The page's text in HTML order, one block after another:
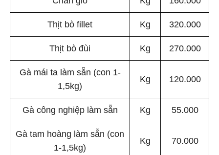
Thịt bò fillet Kg 320.000
Thịt bò đùi Kg 270.000
Gà mái ta làm sẵn (con 1-
1,5kg)
Kg 120.000
Gà công nghiệp làm sẵn Kg 55.000
Gà tam hoàng làm sẵn (con
1-1,5kg)
Kg 70.000